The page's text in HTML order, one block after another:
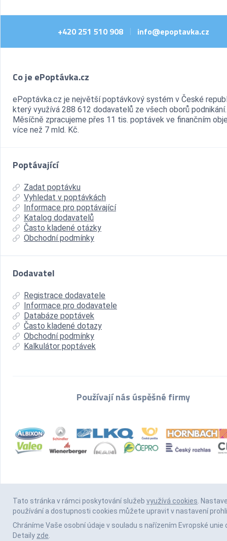
+420 251 510 908 | info@epoptavka.cz
Co je ePoptávka.cz
ePoptávka.cz je největší poptávkový systém v České
který využívá 288 612 dodavatelů ze všech oborů podnikání.
Měsíčně zpracujeme přes 11 tis. poptávek ve finančním
více než 7 mld. Kč.
Poptávající
Zadat poptávku
Vyhledat v poptávkách
Informace pro poptávající
Katalog dodavatelů
Často kladené otázky
Obchodní podmínky
Dodavatel
Registrace dodavatele
Informace pro dodavatele
Databáze poptávek
Často kladené dotazy
Obchodní podmínky
Kalkulátor poptávek
Používají nás úspěšné firmy
Tato stránka v rámci poskytování služeb využívá cookies.
používání a dostupnosti cookies můžete upravit v nastavení
Chráníme Vaše osobní údaje v souladu s nařízením Evropské unie
Detaily zde.